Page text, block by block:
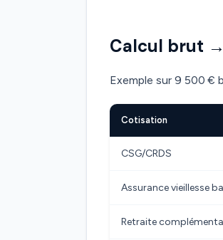
Calcul brut
Exemple sur 9 500 €
Cotisation
CSG/CRDS
Assurance vieillesse
Retraite